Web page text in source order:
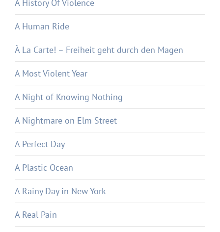
A History Of Violence
A Human Ride
À La Carte! – Freiheit geht durch den Magen
A Most Violent Year
A Night of Knowing Nothing
A Nightmare on Elm Street
A Perfect Day
A Plastic Ocean
A Rainy Day in New York
A Real Pain